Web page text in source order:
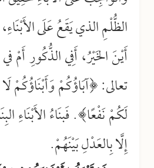
الظُّلْمِ الذي يَقَعُ عَلَى
أَيْنَ الخَيْرُ، أَفِي الذُّكُورِ أَمْ
تعالى: ﴿آبَاؤُكُمْ وَأَبْنَاؤُكُمْ
لَكُمْ نَفْعًا﴾. فَبنَاءُ الأَبْنَاءِ
إِلَّا بِالعَدْلِ بَيْنَهُمْ.